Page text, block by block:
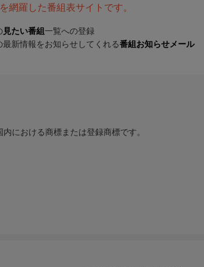
網羅した番組表サイトです。
見たい番組 一覧への登録
新情報をお知らせしてくれる番組お知らせメール
における商標または登録商標です。